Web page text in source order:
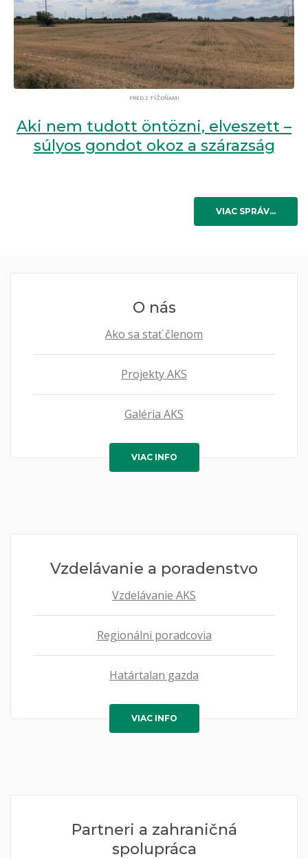
PRED 2 TÝŽDŇAMI
Aki nem tudott öntözni, elveszett –
súlyos gondot okoz a szárazság
VIAC SPRÁV…
O nás
Ako sa stať členom
Projekty AKS
Galéria AKS
VIAC INFO
Vzdelávanie a poradenstvo
Vzdelávanie AKS
Regionálni poradcovia
Határtalan gazda
VIAC INFO
Partneri a zahraničná
spolupráca